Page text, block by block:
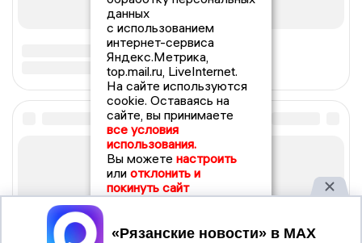
данных
с использованием
интернет-сервиса
Яндекс.Метрика,
top.mail.ru, LiveInternet.
На сайте используются
cookie. Оставаясь на
сайте, вы принимаете
все условия
использования.
Вы можете настроить
или отклонить и
покинуть сайт
Принять